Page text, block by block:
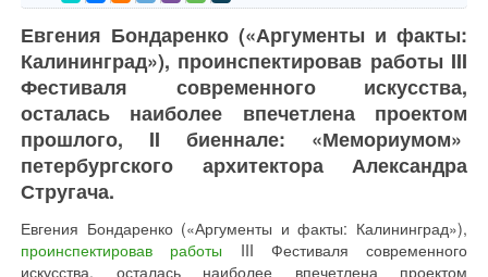
Евгения Бондаренко («Аргументы и факты:
Калининград»), проинспектировав работы III
Фестиваля современного искусства,
осталась наиболее впечетлена проектом
прошлого, II биеннале: «Мемориумом»
петербургского архитектора Александра
Стругача.
Евгения Бондаренко («Аргументы и факты: Калининград»),
проинспектировав работы III Фестиваля современного
искусства, осталась наиболее впечетлена проектом